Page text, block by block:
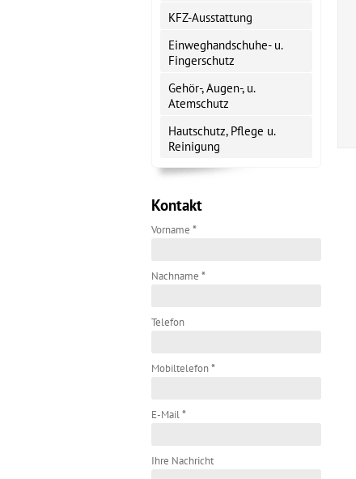
KFZ-Ausstattung
Einweghandschuhe- u.
Fingerschutz
Gehör-, Augen-, u.
Atemschutz
Hautschutz, Pflege u.
Reinigung
Kontakt
Vorname *
Nachname *
Telefon
Mobiltelefon*
E-Mail*
Ihre Nachricht